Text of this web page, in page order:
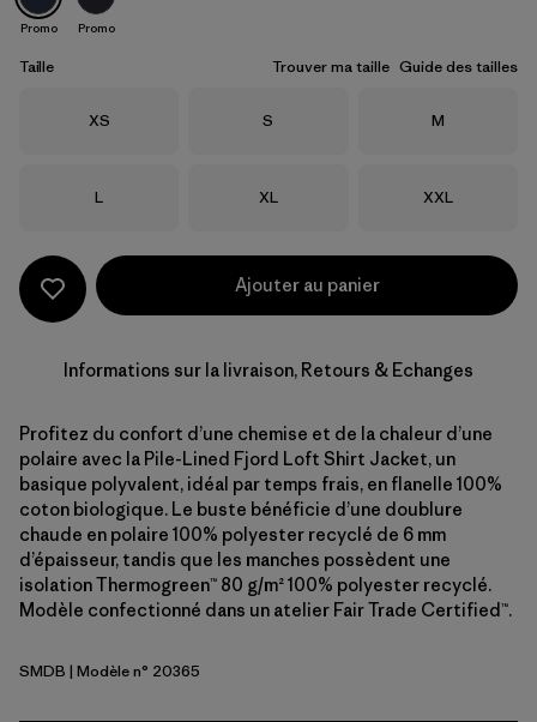
Promo Promo
Taille Trouver ma taille Guide des tailles
Taille
XS Taille
S Taille
M
Taille
L Taille
XL Taille
XXL
Ajouter au panier
Informations sur la livraison, Retours & Echanges
Profitez du confort d’une chemise et de la chaleur d’une
polaire avec la Pile-Lined Fjord Loft Shirt Jacket, un
basique polyvalent, idéal par temps frais, en flanelle 100%
coton biologique. Le buste bénéficie d’une doublure
chaude en polaire 100% polyester recyclé de 6 mm
d’épaisseur, tandis que les manches possèdent une
isolation Thermogreen™ 80 g/m² 100% polyester recyclé.
Modèle confectionné dans un atelier Fair Trade Certified™.
Smolder Blue
SMDB | Modèle n° 20365